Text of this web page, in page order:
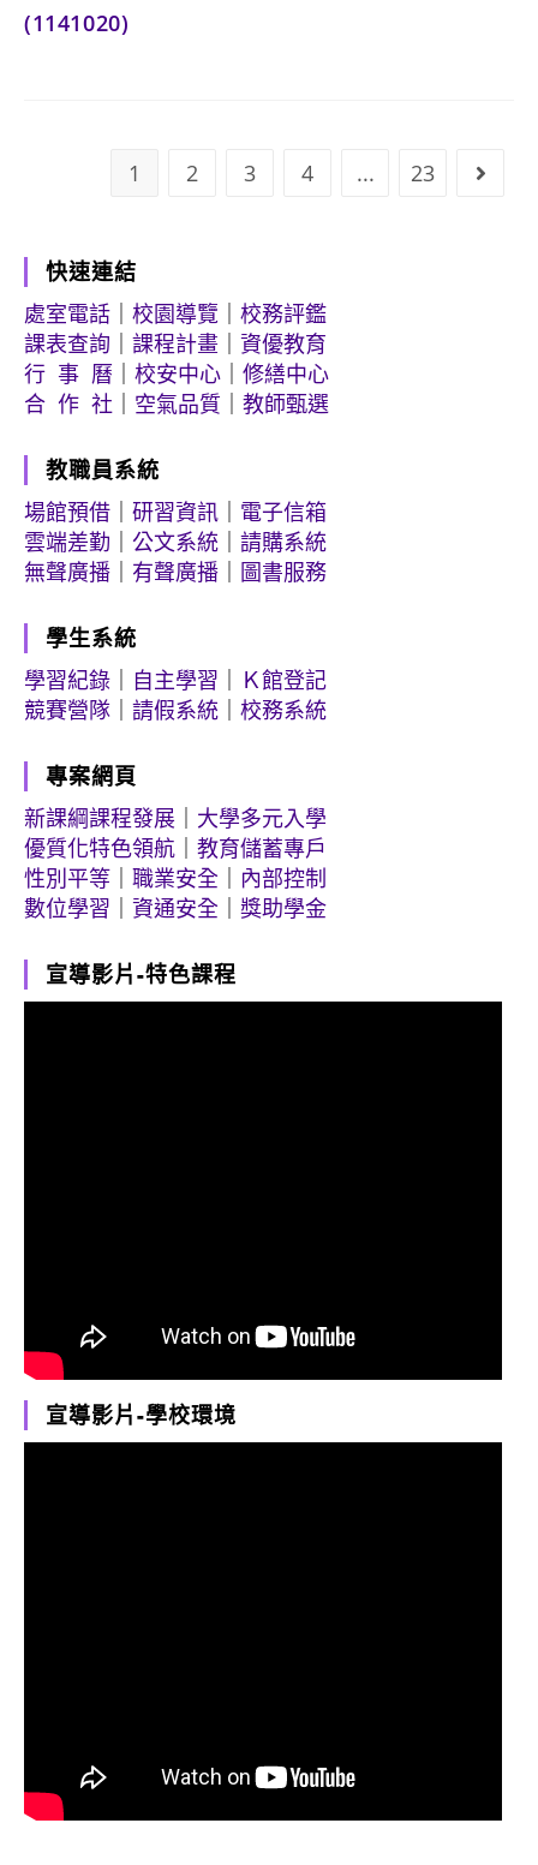
(1141020)
1 2 3 4 ... 23 Go to
快速連結
處室電話
校園導覽
校務評鑑
課表查詢
課程計畫
資優教育
行 事 曆
校安中心
修繕中心
合 作 社
空氣品質 教師甄選
教職員系統
場館預借
研習資訊
電子信箱
雲端差勤
公文系統
請購系統
無聲廣播
有聲廣播 圖書服務
學生系統
學習紀錄
自主學習
Ｋ館登記
競賽營隊
請假系統 校務系統
專案網頁
新課綱課程發展
大學多元入學
優質化特色領航
教育儲蓄專戶
性別平等
職業安全
內部控制
數位學習
資通安全 獎助學金
宣導影片-特色課程
宣導影片-學校環境